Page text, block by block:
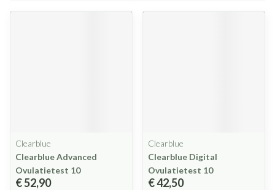
Clearblue
Clearblue Advanced
Ovulatietest 10
€ 52,90
Clearblue
Clearblue Digital
Ovulatietest 10
€ 42,50